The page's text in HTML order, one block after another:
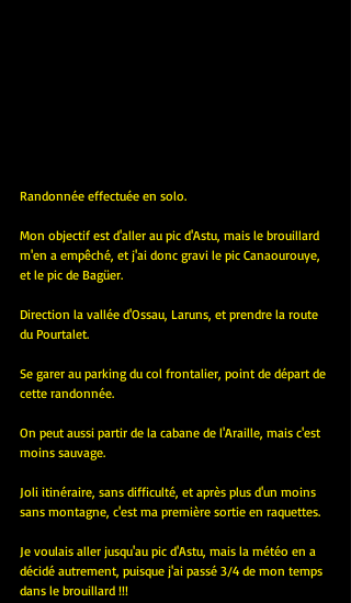
Randonnée effectuée en solo.
Mon objectif est d'aller au pic d'Astu, mais le brouillard
m'en a empêché, et j'ai donc gravi le pic Canaourouye,
et le pic de Bagüer.
Direction la vallée d'Ossau, Laruns, et prendre la route
du Pourtalet.
Se garer au parking du col frontalier, point de départ de
cette randonnée.
On peut aussi partir de la cabane de l'Araille, mais c'est
moins sauvage.
Joli itinéraire, sans difficulté, et après plus d'un moins
sans montagne, c'est ma première sortie en raquettes.
Je voulais aller jusqu'au pic d'Astu, mais la météo en a
décidé autrement, puisque j'ai passé 3/4 de mon temps
dans le brouillard !!!